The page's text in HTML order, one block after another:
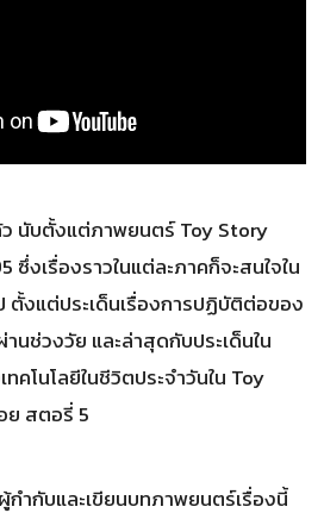
ว นับตั้งแต่ภาพยนตร์ Toy Story
ซึ่งเรื่องราวในแต่ละภาคก็จะสนใจใน
ตั้งแต่ประเด็นเรื่องการปฏิบัติต่อของ
นช่วงวัย และล่าสุดกับประเด็นใน
คโนโลยีในชีวิตประจำวันใน Toy
ย สตอรี่ 5
ำกับและเขียนบทภาพยนตร์เรื่องนี้